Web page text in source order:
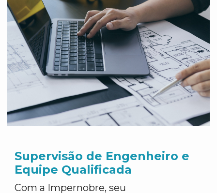
Supervisão de Engenheiro e
Equipe Qualificada
Com a Impernobre, seu